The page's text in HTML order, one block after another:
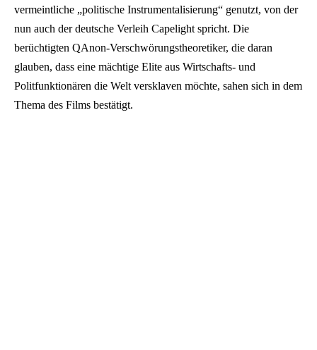
vermeintliche „politische Instrumentalisierung“ genutzt, von der
nun auch der deutsche Verleih Capelight spricht. Die
berüchtigten QAnon-Verschwörungstheoretiker, die daran
glauben, dass eine mächtige Elite aus Wirtschafts- und
Politfunktionären die Welt versklaven möchte, sahen sich in dem
Thema des Films bestätigt.